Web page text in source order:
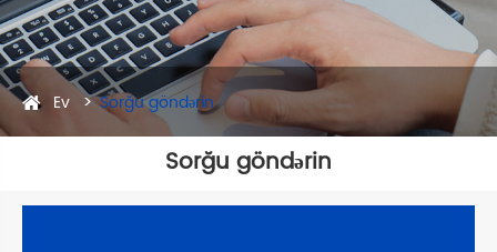
Ev Sorğu göndərin
Sorğu göndərin